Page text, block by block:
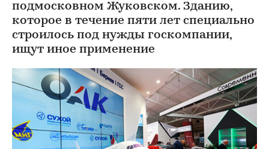
подмосковном Жуковском. Зданию,
которое в течение пяти лет специально
строилось под нужды госкомпании,
ищут иное применение